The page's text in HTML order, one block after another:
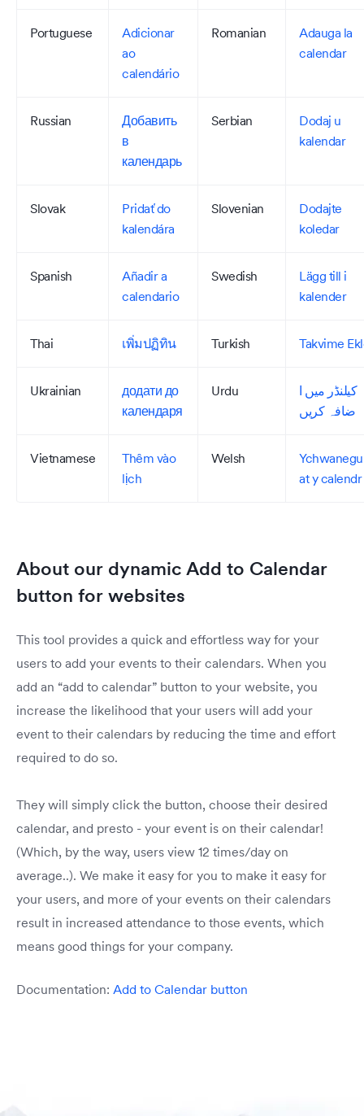
Portuguese
Adicionar
ao
calendário
Romanian
Adauga la
calendar
Russian
Добавить
в
календарь
Serbian
Dodaj u
kalendar
Slovak
Pridať do
kalendára
Slovenian
Dodajte
koledar
Spanish
Añadir a
calendario
Swedish
Lägg till i
kalender
Thai เพิ่มปฏิทิน Turkish Takvime
Ukrainian
додати до
календаря
Urdu
کیلنڈر میں ا
ضافہ کریں
Vietnamese
Thêm vào
lịch
Welsh
Ychwanegu
at y calendr
About our dynamic Add to Calendar
button for websites
This tool provides a quick and effortless way for your
users to add your events to their calendars. When you
add an “add to calendar” button to your website, you
increase the likelihood that your users will add your
event to their calendars by reducing the time and effort
required to do so.
They will simply click the button, choose their desired
calendar, and presto - your event is on their calendar!
(Which, by the way, users view 12 times/day on
average..). We make it easy for you to make it easy for
your users, and more of your events on their calendars
result in increased attendance to those events, which
means good things for your company.
Documentation: Add to Calendar button